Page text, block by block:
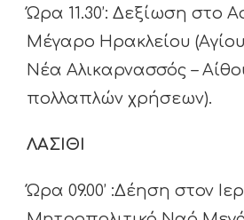
Ώρα 11.30’: Δεξίωση στο
Μέγαρο Ηρακλείου
Νέα Αλικαρνασσός –
πολλαπλών χρήσεων).
ΛΑΣΙΘΙ
Ώρα 09.00’ :Δέηση στον